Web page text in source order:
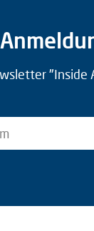
"Inside